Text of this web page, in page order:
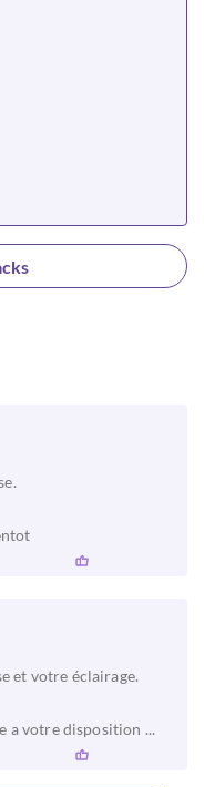
Choisir
et votre éclairage.
a votre disposition ...